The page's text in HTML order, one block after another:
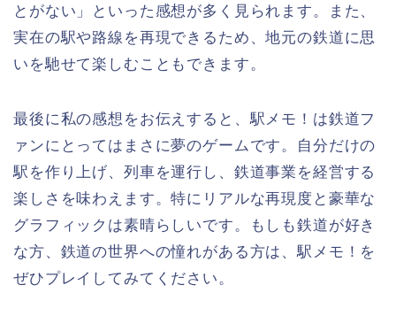
とがない」といった感想が多く見られます。また、
実在の駅や路線を再現できるため、地元の鉄道に思
いを馳せて楽しむこともできます。
最後に私の感想をお伝えすると、駅メモ！は鉄道フ
ァンにとってはまさに夢のゲームです。自分だけの
駅を作り上げ、列車を運行し、鉄道事業を経営する
楽しさを味わえます。特にリアルな再現度と豪華な
グラフィックは素晴らしいです。もしも鉄道が好き
な方、鉄道の世界への憧れがある方は、駅メモ！を
ぜひプレイしてみてください。